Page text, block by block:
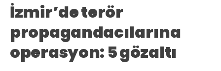
İzmir’de terör
propagandacılarına
operasyon: 5 gözaltı